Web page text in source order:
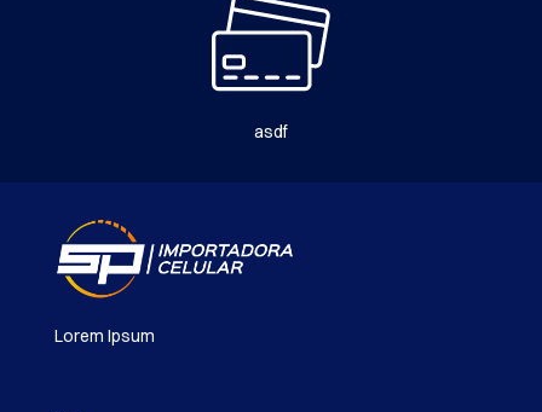
asdf
Lorem Ipsum